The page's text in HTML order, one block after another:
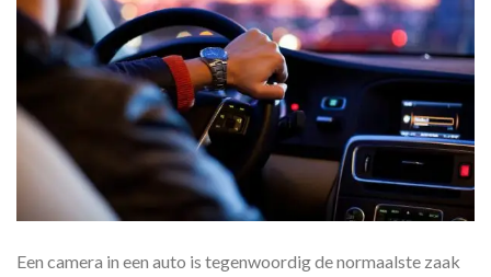
Een camera in een auto is tegenwoordig de normaalste zaak